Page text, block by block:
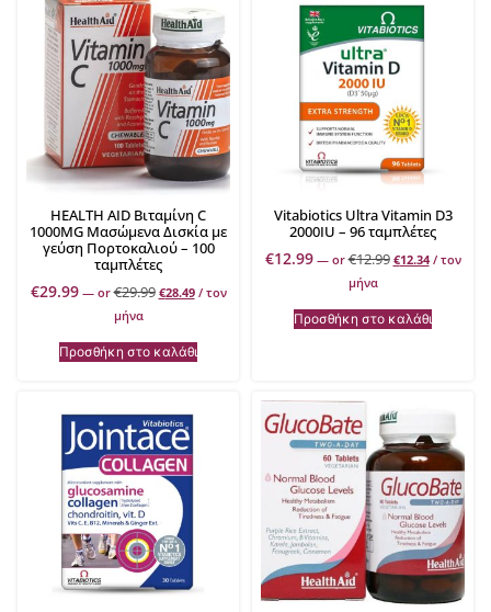
HEALTH AID Βιταμίνη C
1000MG Μασώμενα Δισκία με
γεύση Πορτοκαλιού – 100
ταμπλέτες
€29.99 —or€29.99 €28.49 / τον
μήνα
Προσθήκη στο καλάθι
Vitabiotics Ultra Vitamin D3
2000IU – 96 ταμπλέτες
€12.99 —or€12.99 €12.34 / τον
μήνα
Προσθήκη στο καλάθι